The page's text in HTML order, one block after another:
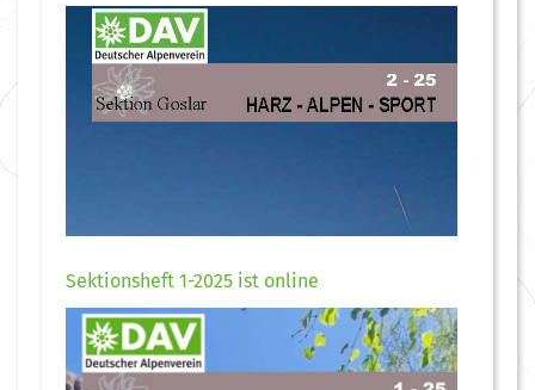
Sektionsheft 1-2025 ist online